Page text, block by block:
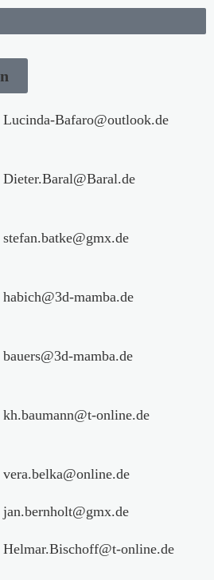
Lucinda-Bafaro@outlook.de
Dieter.Baral@Baral.de
stefan.batke@gmx.de
habich@3d-mamba.de
bauers@3d-mamba.de
kh.baumann@t-online.de
vera.belka@online.de
jan.bernholt@gmx.de
Helmar.Bischoff@t-online.de